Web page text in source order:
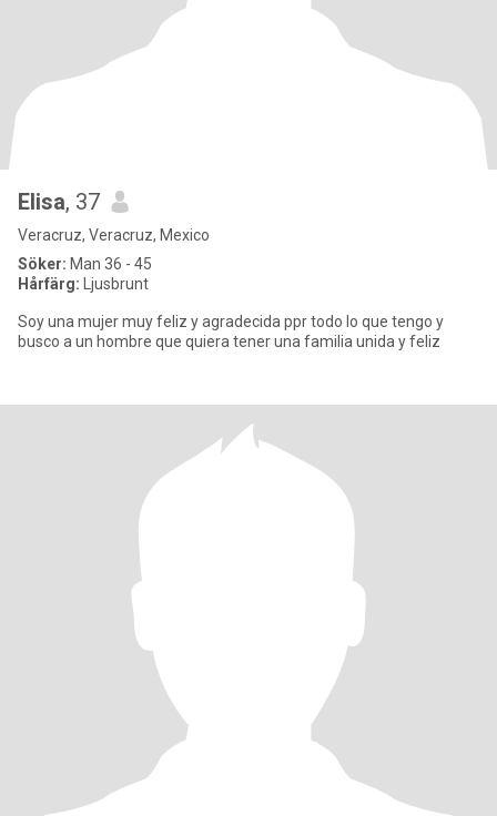
Elisa, 37
Veracruz, Veracruz, Mexico
Söker: Man 36 - 45
Hårfärg: Ljusbrunt
Soy una mujer muy feliz y agradecida ppr todo lo que tengo y
busco a un hombre que quiera tener una familia unida y feliz